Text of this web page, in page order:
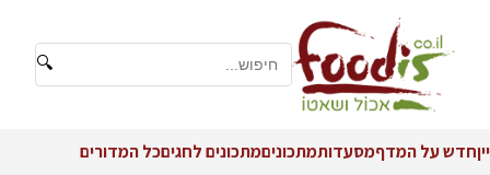
🔍
ייןחדש על המדףמסעדותמתכוניםמתכונים לחגיםכל המדורים